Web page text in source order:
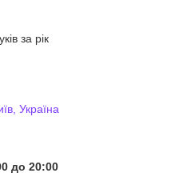
за рік
Україна
до 20:00